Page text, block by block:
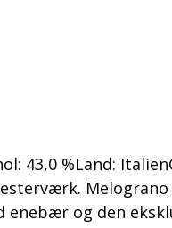
43,0 %Land:
og den